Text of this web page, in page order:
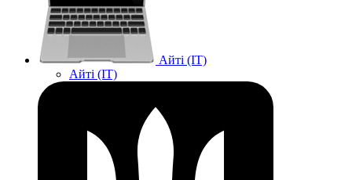
Айті (IT)
Айті (IT)